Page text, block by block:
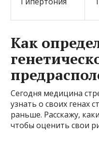
Как
Сегодня медицина
узнать о своих генах
раньше. Расскажу,
чтобы оценить свои